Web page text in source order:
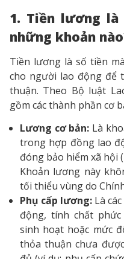
1. Tiền lương
những khoản
Tiền lương là số tiền
cho người lao động để
thuận. Theo Bộ luật
gồm các thành phần cơ
Lương cơ bản: Là
trong hợp đồng lao
đóng bảo hiểm xã hội
Khoản lương này
tối thiểu vùng do
Phụ cấp lương: Là
động, tính chất
sinh hoạt hoặc mức
thỏa thuận chưa